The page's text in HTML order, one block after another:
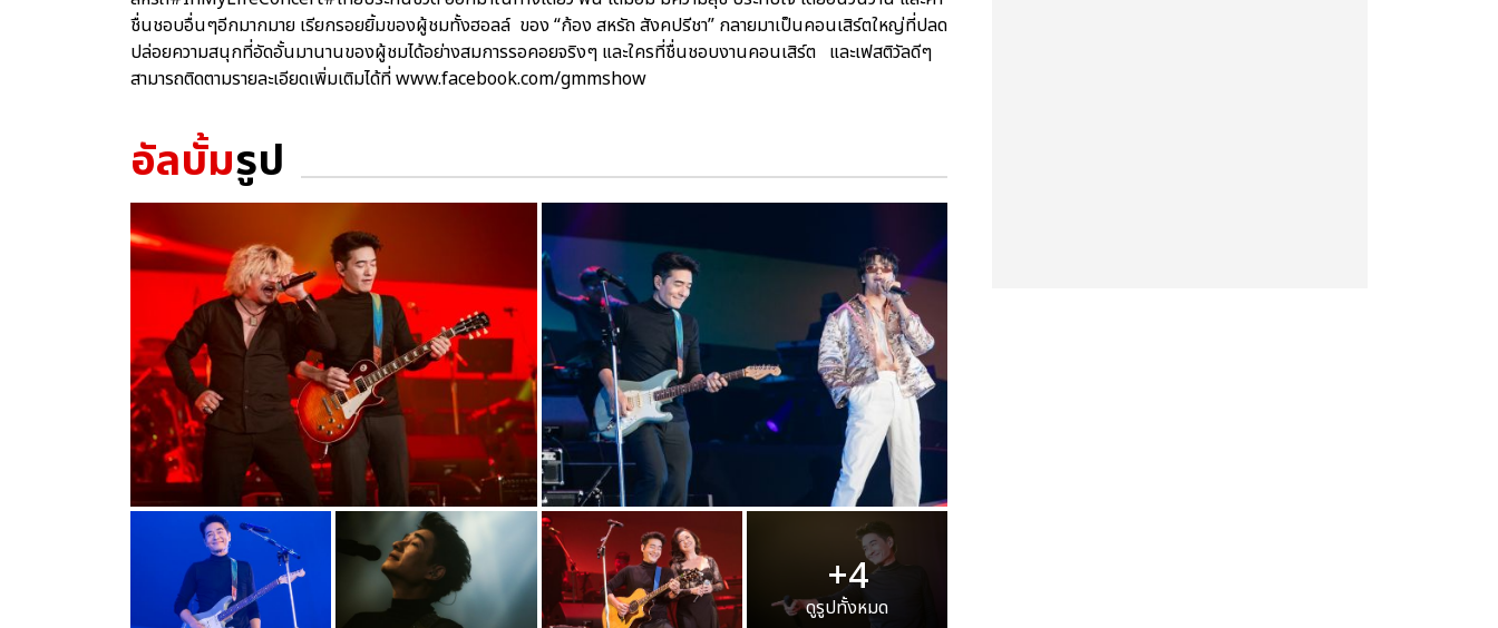
ชื่นชอบอื่นๆอีกมากมาย เรียกรอยยิ้มของผู้ชมทั้งฮอลล์ ของ “ก้อง สหรัถ สังคปรีชา” กลายมาเป็นคอนเสิร์ตใหญ่ที่ปลด
ปล่อยความสนุกที่อัดอั้นมานานของผู้ชมได้อย่างสมการรอคอยจริงๆ และใครที่ชื่นชอบงานคอนเสิร์ต และเฟสติวัลดีๆ
สามารถติดตามรายละเอียดเพิ่มเติมได้ที่ www.facebook.com/gmmshow
อัลบั้มรูป
+4
ดูรูปทั้งหมด